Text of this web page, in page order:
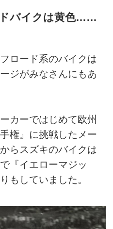
バイクは黄色……
ロード系のバイクは
ジがみなさんにもあ
カーではじめて欧州
権』に挑戦したメー
らスズキのバイクは
『イエローマジッ
もしていました。